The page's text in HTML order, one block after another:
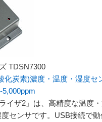
TDSN7300
化炭素)濃度・温度・湿度セ
5,000ppm
イザ2」は、高精度な温度
センサです。USB接続で